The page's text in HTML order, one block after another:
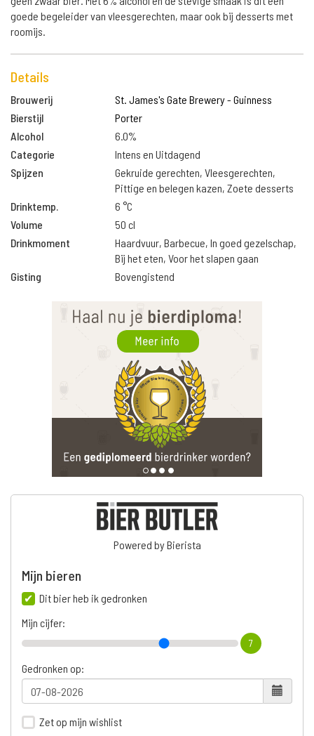
goede begeleider van vleesgerechten, maar ook bij desserts met
roomijs.
Details
Brouwerij
St. James's Gate Brewery - Guinness
Bierstijl
Porter
Alcohol
6.0%
Categorie
Intens en Uitdagend
Spijzen
Gekruide gerechten, Vleesgerechten,
Pittige en belegen kazen, Zoete desserts
Drinktemp.
6 °C
Volume
50 cl
Drinkmoment
Haardvuur, Barbecue, In goed gezelschap,
Bij het eten, Voor het slapen gaan
Gisting
Bovengistend
Powered by Bierista
Mijn bieren
Dit bier heb ik gedronken
Mijn cijfer:
7
Gedronken op:
Zet op mijn wishlist